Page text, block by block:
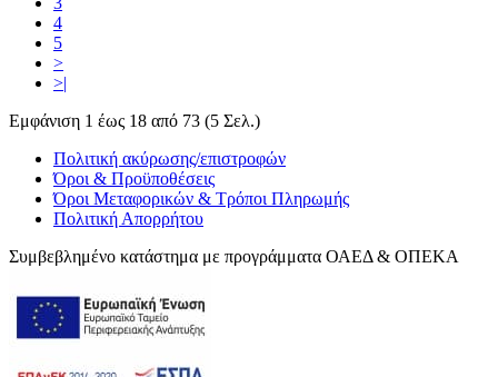
4
5
>
>|
Εμφάνιση 1 έως 18 από 73 (5 Σελ.)
Πολιτική ακύρωσης/επιστροφών
Όροι & Προϋποθέσεις
Όροι Μεταφορικών & Τρόποι Πληρωμής
Πολιτική Απορρήτου
Συμβεβλημένο κατάστημα με προγράμματα ΟΑΕΔ & ΟΠΕΚΑ